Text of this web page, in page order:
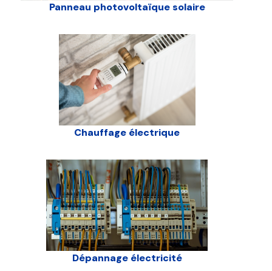
Panneau photovoltaïque solaire
Chauffage électrique
Dépannage électricité